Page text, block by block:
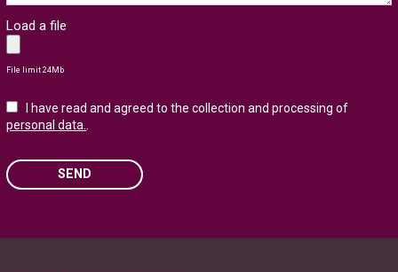
Load a file
File limit 24Mb
I have read and agreed to the collection and processing of
personal data.
SEND